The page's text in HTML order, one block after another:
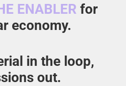
ENABLER for
economy.
in the loop,
out.